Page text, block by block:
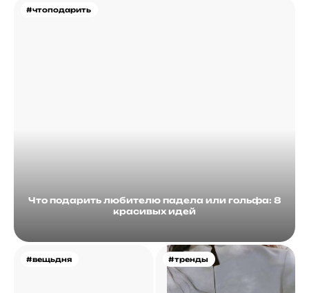
#чтоподарить
Что подарить любителю падела или гольфа: 8
красивых идей
#вещьдня #тренды